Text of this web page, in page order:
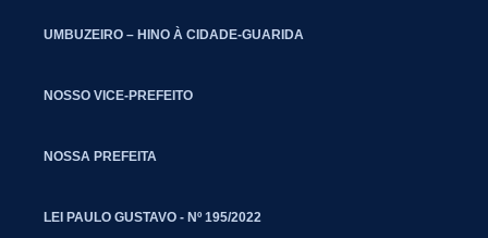
UMBUZEIRO – HINO À CIDADE-GUARIDA
NOSSO VICE-PREFEITO
NOSSA PREFEITA
LEI PAULO GUSTAVO - Nº 195/2022